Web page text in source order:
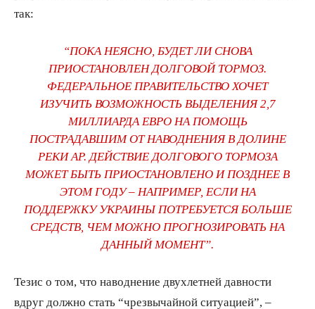
так:
“ПОКА НЕЯСНО, БУДЕТ ЛИ СНОВА
ПРИОСТАНОВЛЕН ДОЛГОВОЙ ТОРМОЗ.
ФЕДЕРАЛЬНОЕ ПРАВИТЕЛЬСТВО ХОЧЕТ
ИЗУЧИТЬ ВОЗМОЖНОСТЬ ВЫДЕЛЕНИЯ 2,7
МИЛЛИАРДА ЕВРО НА ПОМОЩЬ
ПОСТРАДАВШИМ ОТ НАВОДНЕНИЯ В ДОЛИНЕ
РЕКИ АР. ДЕЙСТВИЕ ДОЛГОВОГО ТОРМОЗА
МОЖЕТ БЫТЬ ПРИОСТАНОВЛЕНО И ПОЗДНЕЕ В
ЭТОМ ГОДУ – НАПРИМЕР, ЕСЛИ НА
ПОДДЕРЖКУ УКРАИНЫ ПОТРЕБУЕТСЯ БОЛЬШЕ
СРЕДСТВ, ЧЕМ МОЖНО ПРОГНОЗИРОВАТЬ НА
ДАННЫЙ МОМЕНТ”.
Тезис о том, что наводнение двухлетней давности
вдруг должно стать “чрезвычайной ситуацией”, –